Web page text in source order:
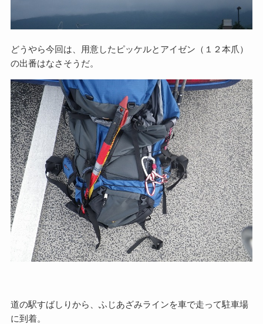
どうやら今回は、用意したピッケルとアイゼン（１２本爪）
の出番はなさそうだ。
道の駅すばしりから、ふじあざみラインを車で走って駐車場
に到着。